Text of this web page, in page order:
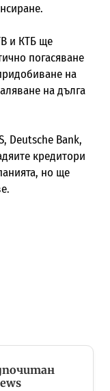
и КТБ ще
погасяване
на
на дълга
Deutsche Bank,
кредитори
но ще